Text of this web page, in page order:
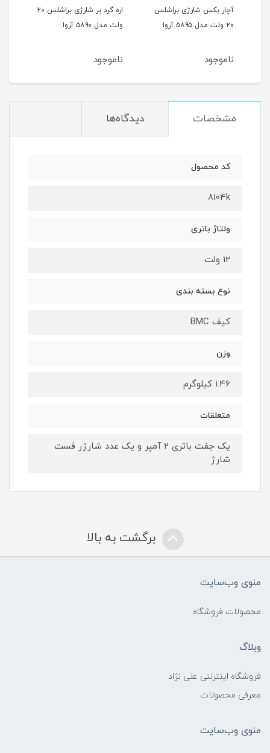
آچار بکس شارژی براشلس
۲۰ ولت مدل ۵۸۹۵ آروا
ناموجود
اره گرد بر شارژی براشلس ۲۰
ولت مدل ۵۸۹۰ آروا
ناموجود
مشخصات دیدگاه‌ها
کد محصول
8104k
ولتاژ باتری
12 ولت
نوع بسته بندی
کیف BMC
وزن
1.46 کیلوگرم
متعلقات
یک جفت باتری 2 آمپر و یک عدد شارژر فست
شارژ
برگشت به بالا
منوی وب‌سایت
محصولات فروشگاه
وبلاگ
فروشگاه اینترنتی علی نژاد
معرفی محصولات
منوی وب‌سایت